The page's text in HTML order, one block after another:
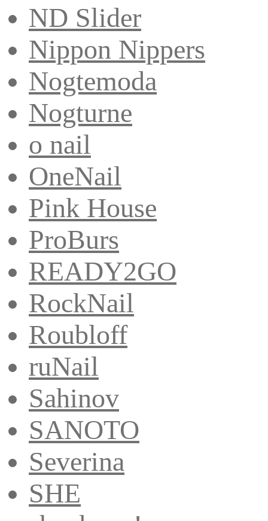
ND Slider
Nippon Nippers
Nogtemoda
Nogturne
o nail
OneNail
Pink House
ProBurs
READY2GO
RockNail
Roubloff
ruNail
Sahinov
SANOTO
Severina
SHE